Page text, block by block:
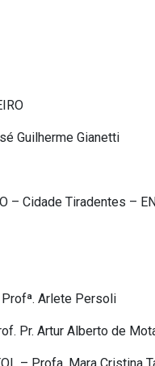
Guilherme Gianetti
– Cidade Tiradentes –
Profª. Arlete Persoli
Pr. Artur Alberto de